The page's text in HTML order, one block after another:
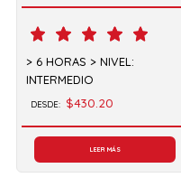
6 HORAS
NIVEL:
INTERMEDIO
DESDE: $430.20
LEER MÁS